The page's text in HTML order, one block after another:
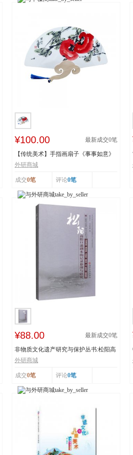
¥100.00 最新成交0笔
【传统美术】手指画扇子《事事如意》
辽宁省级非物...
外研商城
成交0笔 评论0笔
¥88.00 最新成交0笔
非物质文化遗产研究与保护丛书:松阳高
腔口述剧本的...
外研商城
成交0笔 评论0笔